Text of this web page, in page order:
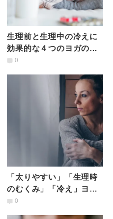
生理前と生理中の冷えに
効果的な４つのヨガのポ
ーズ
0
「太りやすい」「生理時
のむくみ」「冷え」ヨガ
が解決のきっかけに？女
0